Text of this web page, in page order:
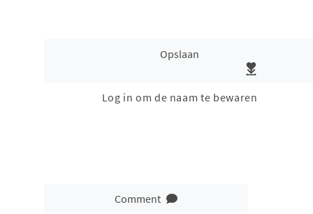
Opslaan
Log in om de naam te bewaren
Comment